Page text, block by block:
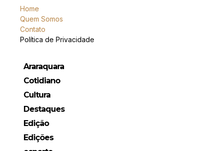
Home
Quem Somos
Contato
Política de Privacidade
Araraquara
Cotidiano
Cultura
Destaques
Edição
Edições